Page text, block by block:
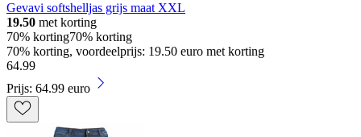
Gevavi softshelljas grijs maat XXL
19.50 met korting
70% korting70% korting
70% korting, voordeelprijs: 19.50 euro met korting
64.99
Prijs: 64.99 euro